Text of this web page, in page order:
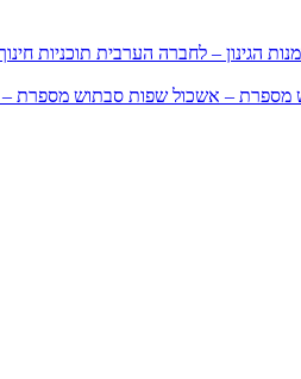
הגינון – לחברה הערבית תוכניות
מספרת – אשכול שפות סבתוש מספרת